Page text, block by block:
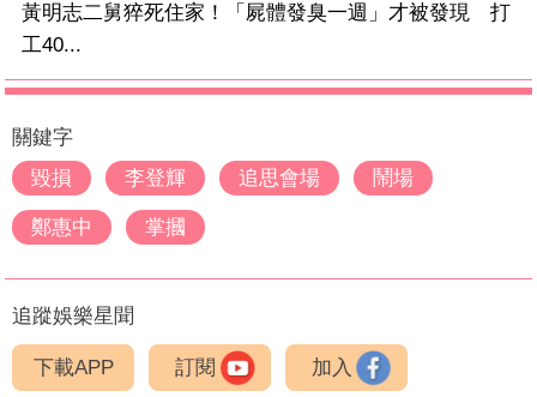
黃明志二舅猝死住家！「屍體發臭一週」才被發現 打
工40...
關鍵字
毀損
李登輝 追思會場 鬧場
鄭惠中 掌摑
追蹤娛樂星聞
下載APP 訂閱 加入